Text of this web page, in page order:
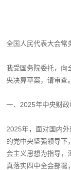
全国人民代表大会常
我受国务院委托，向
央决算草案，请审查。
一、2025年中央财
2025年，面对国内
的党中央坚强领导下
会主义思想为指导，
真落实四中全会部署